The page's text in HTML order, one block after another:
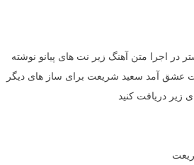
در اجرا متن آهنگ زیر نت های پیانو نوشته
عشق آمد سعید شریعت برای ساز های دیگر
زیر دریافت کنید